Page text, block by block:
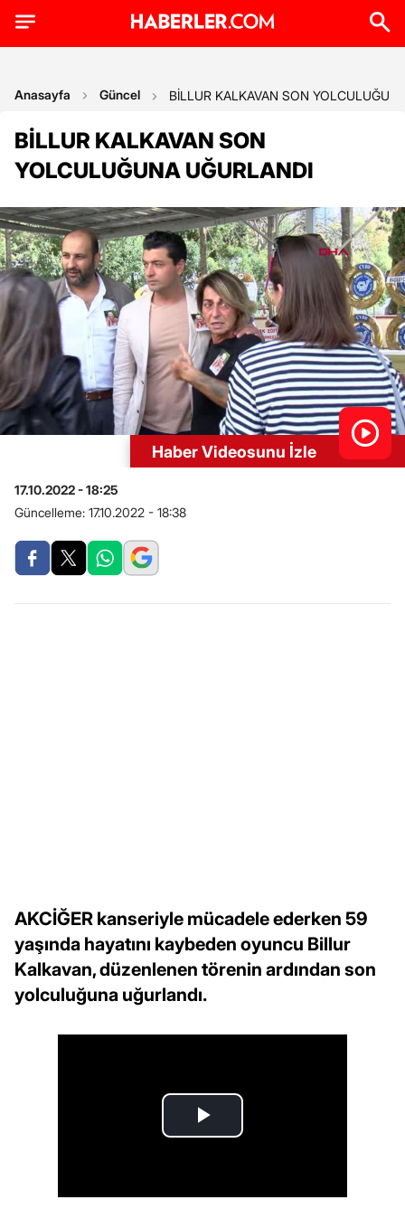
Anasayfa Güncel BİLLUR KALKAVAN SON
BİLLUR KALKAVAN SON
YOLCULUĞUNA UĞURLANDI
Haber Videosunu İzle
17.10.2022 - 18:25
Güncelleme: 17.10.2022 - 18:38
AKCİĞER kanseriyle mücadele ederken 59
yaşında hayatını kaybeden oyuncu Billur
Kalkavan, düzenlenen törenin ardından son
yolculuğuna uğurlandı.